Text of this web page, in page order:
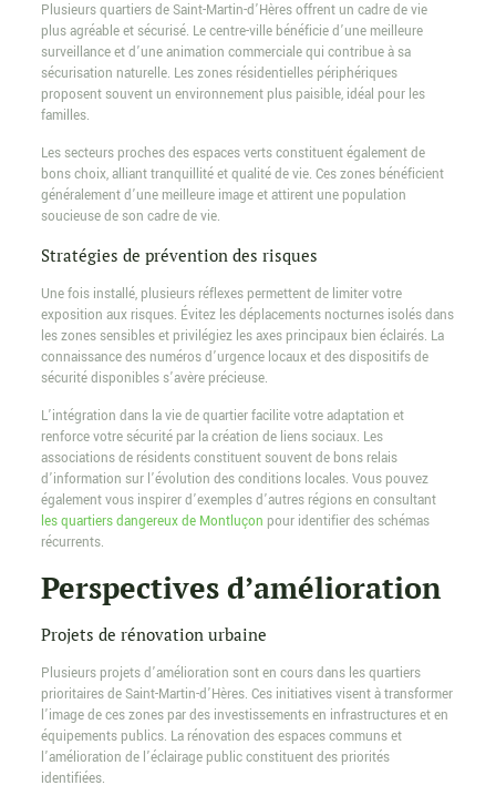
Plusieurs quartiers de Saint-Martin-d’Hères offrent un cadre de vie
plus agréable et sécurisé. Le centre-ville bénéficie d’une meilleure
surveillance et d’une animation commerciale qui contribue à sa
sécurisation naturelle. Les zones résidentielles périphériques
proposent souvent un environnement plus paisible, idéal pour les
familles.
Les secteurs proches des espaces verts constituent également de
bons choix, alliant tranquillité et qualité de vie. Ces zones bénéficient
généralement d’une meilleure image et attirent une population
soucieuse de son cadre de vie.
Stratégies de prévention des risques
Une fois installé, plusieurs réflexes permettent de limiter votre
exposition aux risques. Évitez les déplacements nocturnes isolés dans
les zones sensibles et privilégiez les axes principaux bien éclairés. La
connaissance des numéros d’urgence locaux et des dispositifs de
sécurité disponibles s’avère précieuse.
L’intégration dans la vie de quartier facilite votre adaptation et
renforce votre sécurité par la création de liens sociaux. Les
associations de résidents constituent souvent de bons relais
d’information sur l’évolution des conditions locales. Vous pouvez
également vous inspirer d’exemples d’autres régions en consultant
les quartiers dangereux de Montluçon pour identifier des schémas
récurrents.
Perspectives d’amélioration
Projets de rénovation urbaine
Plusieurs projets d’amélioration sont en cours dans les quartiers
prioritaires de Saint-Martin-d’Hères. Ces initiatives visent à transformer
l’image de ces zones par des investissements en infrastructures et en
équipements publics. La rénovation des espaces communs et
l’amélioration de l’éclairage public constituent des priorités
identifiées.